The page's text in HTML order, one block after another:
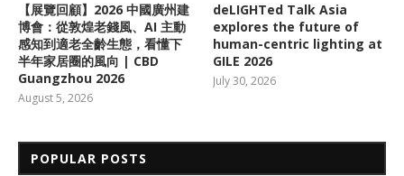
【展覽回顧】2026 中國廣州建
博會：從敦煌老錢風、AI 主動
感知到適老全齡生態，看懂下
半年家居圈的風向 | CBD
Guangzhou 2026
August 5, 2026
deLIGHTed Talk Asia
explores the future of
human-centric lighting at
GILE 2026
July 30, 2026
POPULAR POSTS